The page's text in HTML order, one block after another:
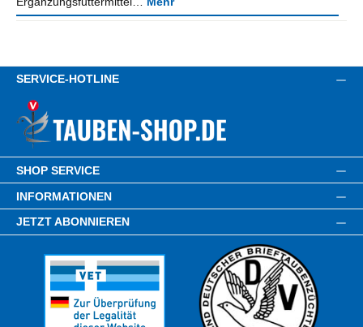
SERVICE-HOTLINE
SHOP SERVICE
INFORMATIONEN
JETZT ABONNIEREN